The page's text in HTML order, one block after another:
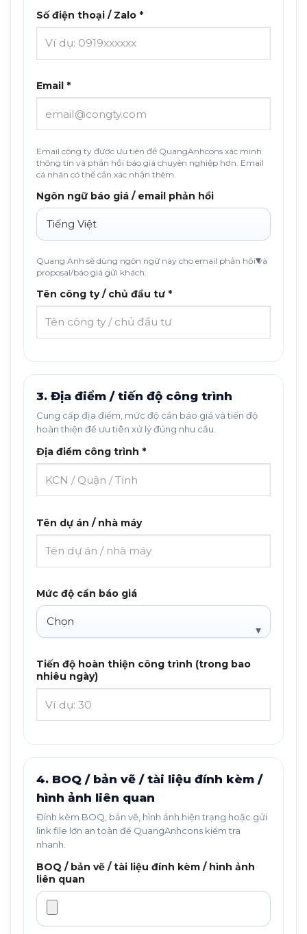
Số điện thoại / Zalo *
Email *
Email công ty được ưu tiên để QuangAnhcons xác minh
thông tin và phản hồi báo giá chuyên nghiệp hơn. Email
cá nhân có thể cần xác nhận thêm.
Ngôn ngữ báo giá / email phản hồi
Quang Anh sẽ dùng ngôn ngữ này cho email phản hồi và
proposal/báo giá gửi khách.
Tên công ty / chủ đầu tư *
3. Địa điểm / tiến độ công trình
Cung cấp địa điểm, mức độ cần báo giá và tiến độ
hoàn thiện để ưu tiên xử lý đúng nhu cầu.
Địa điểm công trình *
Tên dự án / nhà máy
Mức độ cần báo giá
Tiến độ hoàn thiện công trình (trong bao
nhiêu ngày)
4. BOQ / bản vẽ / tài liệu đính kèm /
hình ảnh liên quan
Đính kèm BOQ, bản vẽ, hình ảnh hiện trạng hoặc gửi
link file lớn an toàn để QuangAnhcons kiểm tra
nhanh.
BOQ / bản vẽ / tài liệu đính kèm / hình ảnh
liên quan